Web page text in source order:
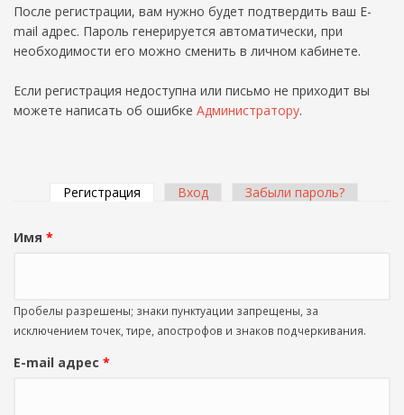
После регистрации, вам нужно будет подтвердить ваш E-
mail адрес. Пароль генерируется автоматически, при
необходимости его можно сменить в личном кабинете.
Если регистрация недоступна или письмо не приходит вы
можете написать об ошибке Администратору.
Регистрация (активная вкладка)
Вход Забыли пароль?
Имя *
Пробелы разрешены; знаки пунктуации запрещены, за
исключением точек, тире, апострофов и знаков подчеркивания.
E-mail адрес *